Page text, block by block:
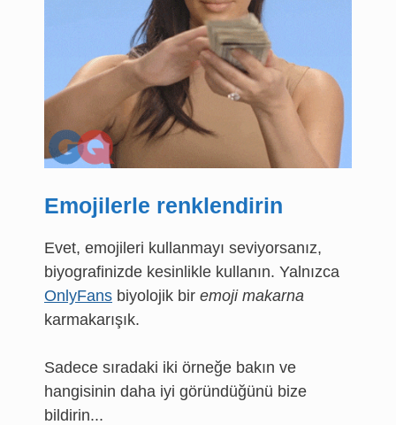
Emojilerle renklendirin
Evet, emojileri kullanmayı seviyorsanız,
biyografinizde kesinlikle kullanın. Yalnızca
OnlyFans biyolojik bir emoji makarna
karmakarışık.
Sadece sıradaki iki örneğe bakın ve
hangisinin daha iyi göründüğünü bize
bildirin...